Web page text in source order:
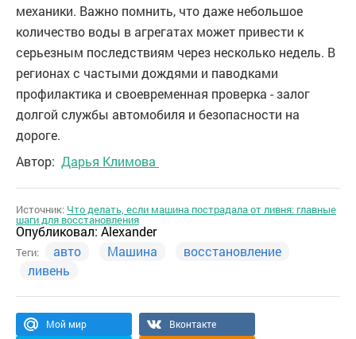
механики. Важно помнить, что даже небольшое
количество воды в агрегатах может привести к
серьезным последствиям через несколько недель. В
регионах с частыми дождями и паводками
профилактика и своевременная проверка - залог
долгой службы автомобиля и безопасности на
дороге.
Автор: Дарья Климова
Источник: Что делать, если машина пострадала от ливня: главные
шаги для восстановления
Опубликовал: Alexander
Теги: авто Машина
восстановление
ливень
Мой мир
Вконтакте